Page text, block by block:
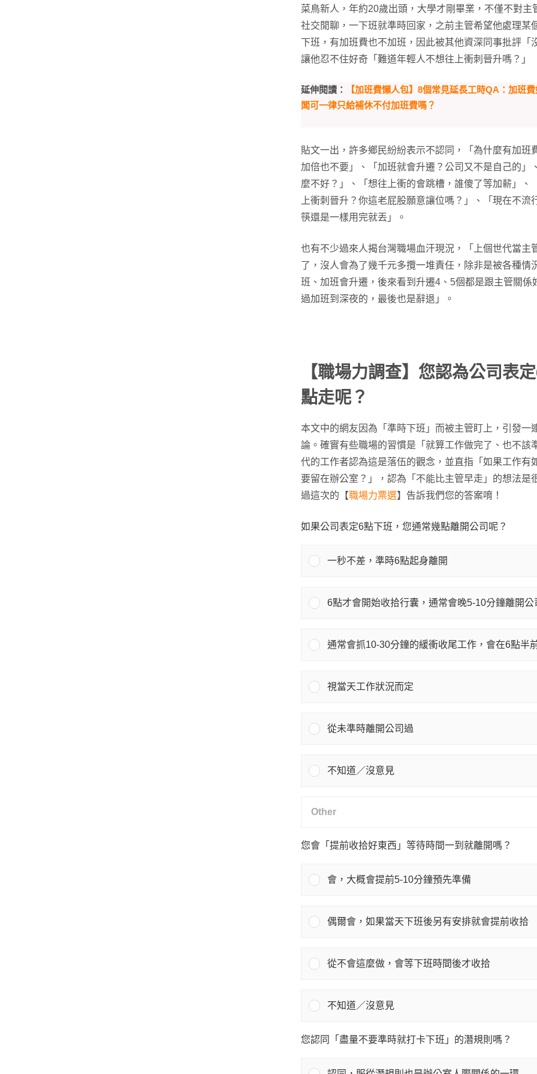
菜鳥新人，年約20歲出頭，大學才剛畢業，不僅不對
社交閒聊，一下班就準時回家，之前主管希望他處理某
下班，有加班費也不加班，因此被其他資深同事批評「
讓他忍不住好奇「難道年輕人不想往上衝刺晉升嗎？」
延伸閱讀：
【加班費懶人包】8個常見延長工時QA：加班
闆可一律只給補休不付加班費嗎？
貼文一出，許多鄉民紛紛表示不認同，「為什麼有加班
加倍也不要」、「加班就會升遷？公司又不是自己的」
麼不好？」、「想往上衝的會跳槽，誰傻了等加薪」、
上衝刺晉升？你這老屁股願意讓位嗎？」、「現在不
筷還是一樣用完就丟」。
也有不少過來人揭台灣職場血汗現況，「上個世代當主
了，沒人會為了幾千元多攬一堆責任，除非是被各種情
班、加班會升遷，後來看到升遷4、5個都是跟主管關係
過加班到深夜的，最後也是辭退」。
【職場力調查】您認為公司表
點走呢？
本文中的網友因為「準時下班」而被主管盯上，引發一
論。確實有些職場的習慣是「就算工作做完了、也不該
代的工作者認為這是落伍的觀念，並直指「如果工作有
要留在辦公室？」，認為「不能比主管早走」的想法是
過這次的【職場力票選】告訴我們您的答案唷！
如果公司表定6點下班，您通常幾點離開公司呢？
一秒不差，準時6點起身離開
6點才會開始收拾行囊，通常會晚5-10分鐘離開公
通常會抓10-30分鐘的緩衝收尾工作，會在6點半
視當天工作狀況而定
從未準時離開公司過
不知道／沒意見
您會「提前收拾好東西」等待時間一到就離開嗎？
會，大概會提前5-10分鐘預先準備
偶爾會，如果當天下班後另有安排就會提前收拾
從不會這麼做，會等下班時間後才收拾
不知道／沒意見
您認同「盡量不要準時就打卡下班」的潛規則嗎？